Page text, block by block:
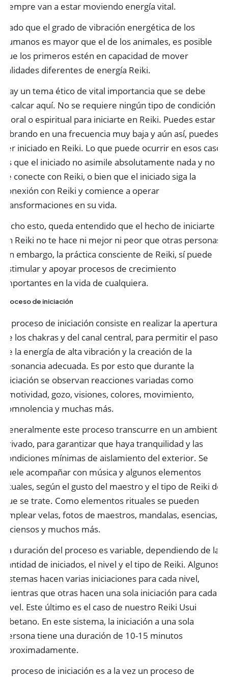
siempre van a estar moviendo energía vital.
Dado que el grado de vibración energética de los
humanos es mayor que el de los animales, es posible
que los primeros estén en capacidad de mover
calidades diferentes de energía Reiki.
Hay un tema ético de vital importancia que se debe
recalcar aquí. No se requiere ningún tipo de condición
moral o espiritual para iniciarte en Reiki. Puedes estar
vibrando en una frecuencia muy baja y aún así, puedes
ser iniciado en Reiki. Lo que puede ocurrir en esos casos
es que el iniciado no asimile absolutamente nada y no
se conecte con Reiki, o bien que el iniciado siga la
conexión con Reiki y comience a operar
transformaciones en su vida.
Dicho esto, queda entendido que el hecho de iniciarte
en Reiki no te hace ni mejor ni peor que otras personas.
Sin embargo, la práctica consciente de Reiki, sí puede
estimular y apoyar procesos de crecimiento
importantes en la vida de cualquiera.
Proceso de iniciación
El proceso de iniciación consiste en realizar la apertura
de los chakras y del canal central, para permitir el paso
de la energía de alta vibración y la creación de la
resonancia adecuada. Es por esto que durante la
iniciación se observan reacciones variadas como
emotividad, gozo, visiones, colores, movimiento,
somnolencia y muchas más.
Generalmente este proceso transcurre en un ambiente
privado, para garantizar que haya tranquilidad y las
condiciones mínimas de aislamiento del exterior. Se
suele acompañar con música y algunos elementos
rituales, según el gusto del maestro y el tipo de Reiki del
que se trate. Como elementos rituales se pueden
emplear velas, fotos de maestros, mandalas, esencias,
inciensos y muchos más.
La duración del proceso es variable, dependiendo de la
cantidad de iniciados, el nivel y el tipo de Reiki. Algunos
sistemas hacen varias iniciaciones para cada nivel,
mientras que otras hacen una sola iniciación para cada
nivel. Este último es el caso de nuestro Reiki Usui
Tibetano. En este sistema, la iniciación a una sola
persona tiene una duración de 10-15 minutos
aproximadamente.
El proceso de iniciación es a la vez un proceso de